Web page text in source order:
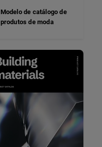
Modelo de catálogo de
produtos de moda